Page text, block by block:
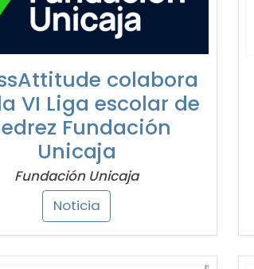
colabora
VI Liga escolar de
Fundación
Unicaja
Fundación Unicaja
Noticia